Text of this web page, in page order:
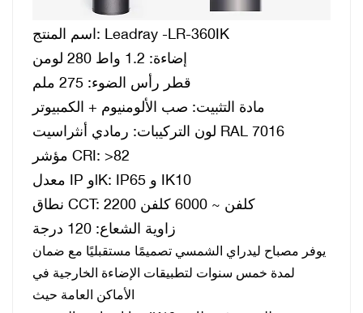
اسم المنتج: Leadray -LR-360IK
إضاءة: 1.2 واط 280 لومن
قطر رأس الضوء: 275 ملم
مادة التثبيت: صب الألومنيوم + الكمبيوتر
لون التركيبات: رمادي أنثراسيت RAL 7016
مؤشر CRI: >82
معدل IP وlK:
IP65 و IK10
نطاق CCT:
2200 كلفن ~ 6000 كلفن
زاوية الشعاع: 120 درجة
يوفر مصباح ليدراي الشمسي تصميمًا مستقبليًا مع ضمان
لمدة خمس سنوات لتطبيقات الإضاءة الخارجية في
الأماكن العامة حيث